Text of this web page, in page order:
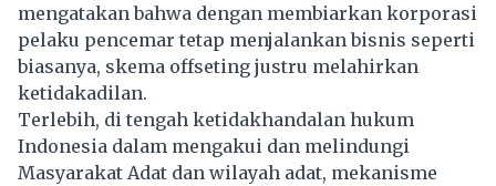
mengatakan bahwa dengan membiarkan korporasi
pelaku pencemar tetap menjalankan bisnis seperti
biasanya, skema offseting justru melahirkan
ketidakadilan.
Terlebih, di tengah ketidakhandalan hukum
Indonesia dalam mengakui dan melindungi
Masyarakat Adat dan wilayah adat, mekanisme